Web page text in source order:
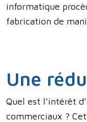
informatique
fabrication de
Une
Quel est l’intérêt
commerciaux ?